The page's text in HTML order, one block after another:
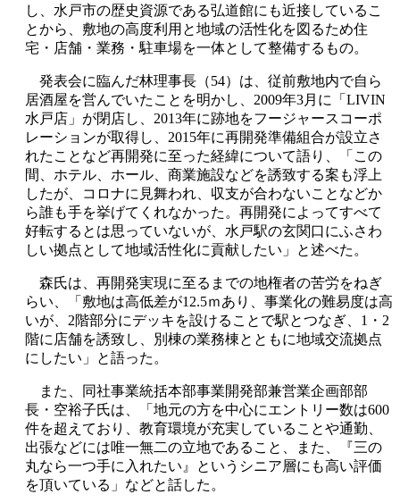
し、水戸市の歴史資源である弘道館にも近接しているこ
とから、敷地の高度利用と地域の活性化を図るため住
宅・店舗・業務・駐車場を一体として整備するもの。
発表会に臨んだ林理事長（54）は、従前敷地内で自ら
居酒屋を営んでいたことを明かし、2009年3月に「LIVIN
水戸店」が閉店し、2013年に跡地をフージャースコーポ
レーションが取得し、2015年に再開発準備組合が設立さ
れたことなど再開発に至った経緯について語り、「この
間、ホテル、ホール、商業施設などを誘致する案も浮上
したが、コロナに見舞われ、収支が合わないことなどか
ら誰も手を挙げてくれなかった。再開発によってすべて
好転するとは思っていないが、水戸駅の玄関口にふさわ
しい拠点として地域活性化に貢献したい」と述べた。
森氏は、再開発実現に至るまでの地権者の苦労をねぎ
らい、「敷地は高低差が12.5ｍあり、事業化の難易度は高
いが、2階部分にデッキを設けることで駅とつなぎ、1・2
階に店舗を誘致し、別棟の業務棟とともに地域交流拠点
にしたい」と語った。
また、同社事業統括本部事業開発部兼営業企画部部
長・空裕子氏は、「地元の方を中心にエントリー数は600
件を超えており、教育環境が充実していることや通勤、
出張などには唯一無二の立地であること、また、『三の
丸なら一つ手に入れたい』というシニア層にも高い評価
を頂いている」などと話した。